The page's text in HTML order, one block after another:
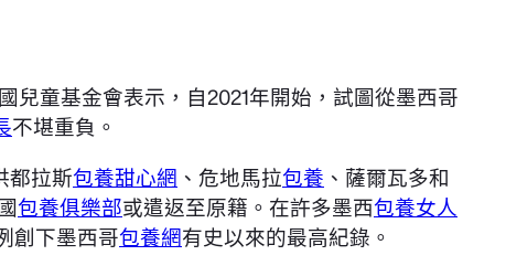
兒童基金會表示，自2021年開始，試圖從墨西哥
不堪重負。
都拉斯包養甜心網 、危地馬拉包養 、薩爾瓦多和
包養俱樂部或遣返至原籍。在許多墨西包養女人
創下墨西哥包養網有史以來的最高紀錄。